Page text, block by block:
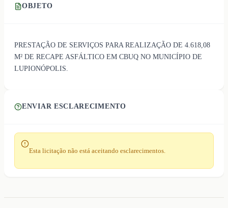
OBJETO
PRESTAÇÃO DE SERVIÇOS PARA REALIZAÇÃO DE 4.618,08
M² DE RECAPE ASFÁLTICO EM CBUQ NO MUNICÍPIO DE
LUPIONÓPOLIS.
ENVIAR ESCLARECIMENTO
Esta licitação não está aceitando esclarecimentos.